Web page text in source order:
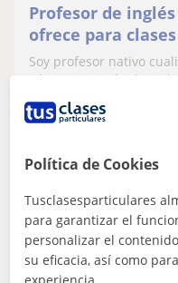
Profesor de
ofrece para
exámenes,
zona Valencia
Soy profesor nativo
y buenos resultados.
ver más
Destacado
Alan
Política de Cookies
Tusclasesparticulares
para garantizar el
personalizar el
su eficacia, así como
experiencia.